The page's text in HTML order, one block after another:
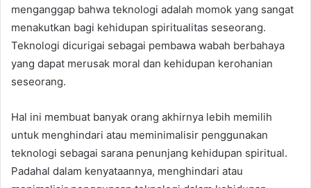
a
i
menganggap bahwa teknologi adalah momok yang sangat
menakutkan bagi kehidupan spiritualitas seseorang.
Teknologi dicurigai sebagai pembawa wabah berbahaya
yang dapat merusak moral dan kehidupan kerohanian
seseorang.
Hal ini membuat banyak orang akhirnya lebih memilih
untuk menghindari atau meminimalisir penggunakan
teknologi sebagai sarana penunjang kehidupan spiritual.
Padahal dalam kenyataannya, menghindari atau